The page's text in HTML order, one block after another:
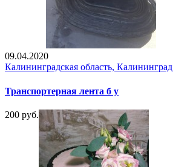
09.04.2020
Калининградская область, Калининград
Транспортерная лента б у
200 руб.